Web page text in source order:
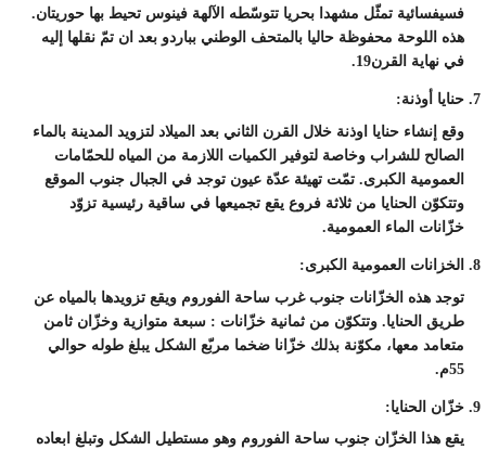
فسيفسائية تمثّل مشهدا بحريا تتوسّطه الآلهة فينوس تحيط بها حوريتان.
هذه اللوحة محفوظة حاليا بالمتحف الوطني بباردو بعد ان تمّ نقلها إليه
في نهاية القرن19.
حنايا أوذنة:
وقع إنشاء حنايا اوذنة خلال القرن الثاني بعد الميلاد لتزويد المدينة بالماء
الصالح للشراب وخاصة لتوفير الكميات اللازمة من المياه للحمّامات
العمومية الكبرى. تمّت تهيئة عدّة عيون توجد في الجبال جنوب الموقع
وتتكوّن الحنايا من ثلاثة فروع يقع تجميعها في ساقية رئيسية تزوّد
خزّانات الماء العمومية.
الخزانات العمومية الكبرى:
توجد هذه الخزّانات جنوب غرب ساحة الفوروم ويقع تزويدها بالمياه عن
طريق الحنايا. وتتكوّن من ثمانية خزّانات : سبعة متوازية وخزّان ثامن
متعامد معها، مكوّنة بذلك خزّانا ضخما مربّع الشكل يبلغ طوله حوالي
55م.
خزّان الحنايا:
يقع هذا الخزّان جنوب ساحة الفوروم وهو مستطيل الشكل وتبلغ ابعاده